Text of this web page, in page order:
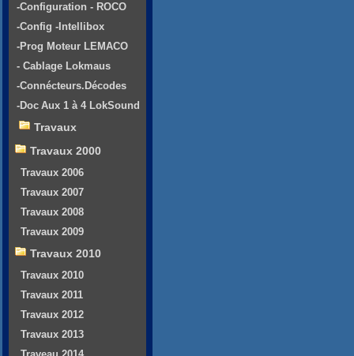
-Configuration - ROCO
-Config -Intellibox
-Prog Moteur LEMACO
- Cablage Lokmaus
-Connécteurs.Décodes
-Doc Aux 1 à 4 LokSound
Travaux
Travaux 2000
Travaux 2006
Travaux 2007
Travaux 2008
Travaux 2009
Travaux 2010
Travaux 2010
Travaux 2011
Travaux 2012
Travaux 2013